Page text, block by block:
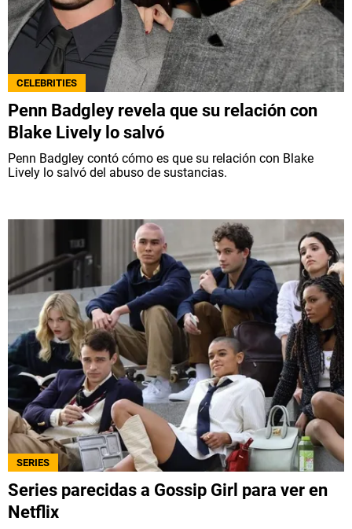
CELEBRITIES
Penn Badgley revela que su relación con
Blake Lively lo salvó
Penn Badgley contó cómo es que su relación con Blake
Lively lo salvó del abuso de sustancias.
SERIES
Series parecidas a Gossip Girl para ver en
Netflix